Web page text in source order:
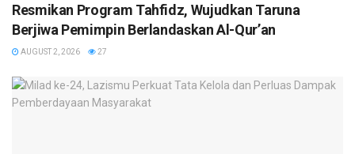
Resmikan Program Tahfidz, Wujudkan Taruna
Berjiwa Pemimpin Berlandaskan Al-Qur’an
AUGUST 2, 2026 27